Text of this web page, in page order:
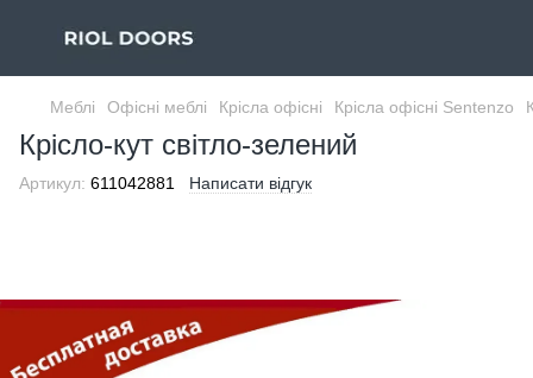
Меблі Офісні меблі Крісла офісні Крісла офісні Sentenzo
Крісло-кут світло-зелений
Артикул: 611042881 Написати відгук